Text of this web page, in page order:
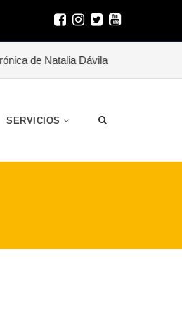
de Natalia Dávila #Besitoterapia
SERVICIOS